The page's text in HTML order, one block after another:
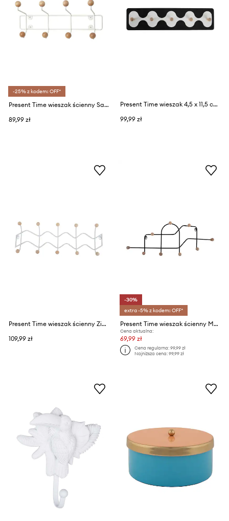
-25% z kodem: OFF*
Present Time wieszak ścienny Saturnus
89,99 zł
Present Time wieszak 4,5 x 11,5 cm
99,99 zł
Present Time wieszak ścienny Zig Zag
109,99 zł
-30%
extra -5% z kodem: OFF*
Present Time wieszak ścienny Maze
Cena aktualna:
69,99 zł
Cena regularna:99,99 zł
Najniższa cena:99,99 zł